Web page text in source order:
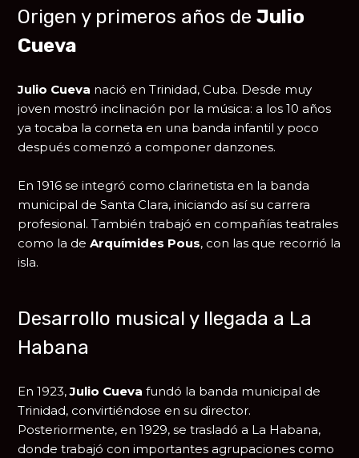
Origen y primeros años deJulio
Cueva
Julio Cueva nació en Trinidad, Cuba. Desde muy
joven mostró inclinación por la música: a los 10 años
ya tocaba la corneta en una banda infantil y poco
después comenzó a componer danzones.
En 1916 se integró como clarinetista en la banda
municipal de Santa Clara, iniciando así su carrera
profesional. También trabajó en compañías teatrales
como la deArquímides Pous, con las que recorrió la
isla.
Desarrollo musical y llegada a La
Habana
En 1923,Julio Cueva fundó la banda municipal de
Trinidad, convirtiéndose en su director.
Posteriormente, en 1929, se trasladó a La Habana,
donde trabajó con importantes agrupaciones como